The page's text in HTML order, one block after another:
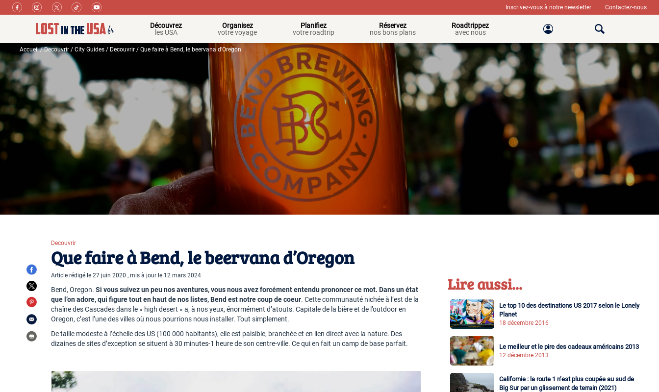
Inscrivez-vous à notre newsletter Contactez-nous
Découvrez
les USA
Organisez
votre voyage
Planifiez
votre roadtrip
Réservez
nos bons plans
Roadtrippez
avec nous
Accueil/Decouvrir / City Guides / Decouvrir / Que faire à Bend, le beervana d’Oregon
Decouvrir
Que faire à Bend, le beervana d’Oregon
Article rédigé le 27 juin 2020 , mis à jour le 12 mars 2024
Bend, Oregon.Si vous suivez un peu nos aventures, vous nous avez forcément entendu prononcer ce mot. Dans un état
que l’on adore, qui figure tout en haut de nos listes, Bend est notre coup de coeur. Cette communauté nichée à l’est de la
chaîne des Cascades dans le « high desert » a, à nos yeux, énormément d’atouts. Capitale de la bière et de l’outdoor en
Oregon, c’est l’une des villes où nous pourrions nous installer. Tout simplement.
De taille modeste à l’échelle des US (100 000 habitants), elle est paisible, branchée et en lien direct avec la nature. Des
dizaines de sites d’exception se situent à 30 minutes-1 heure de son centre-ville. Ce qui en fait un camp de base parfait.
Lire aussi...
Le top 10 des destinations US 2017 selon le Lonely
Planet
18 décembre 2016
Le meilleur et le pire des cadeaux américains 2013
12 décembre 2013
Californie : la route 1 n’est plus coupée au sud de
Big Sur par un glissement de terrain (2021)